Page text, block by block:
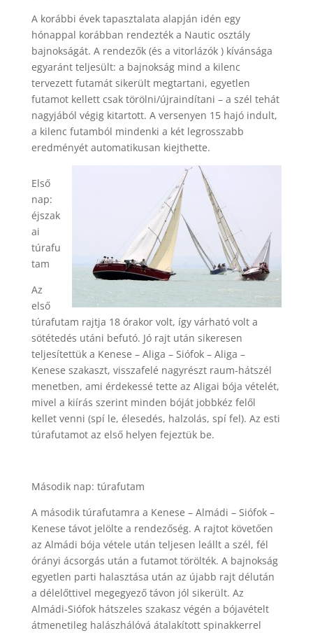
A korábbi évek tapasztalata alapján idén egy
hónappal korábban rendezték a Nautic osztály
bajnokságát. A rendezők (és a vitorlázók ) kívánsága
egyaránt teljesült: a bajnokság mind a kilenc
tervezett futamát sikerült megtartani, egyetlen
futamot kellett csak törölni/újraindítani – a szél tehát
nagyjából végig kitartott. A versenyen 15 hajó indult,
a kilenc futamból mindenki a két legrosszabb
eredményét automatikusan kiejthette.
Első
nap:
éjszak
ai
túrafu
tam
Az
első
túrafutam rajtja 18 órakor volt, így várható volt a
sötétedés utáni befutó. Jó rajt után sikeresen
teljesítettük a Kenese – Aliga – Siófok – Aliga –
Kenese szakaszt, visszafelé nagyrészt raum-hátszél
menetben, ami érdekessé tette az Aligai bója vételét,
mivel a kiírás szerint minden bóját jobbkéz felől
kellet venni (spí le, élesedés, halzolás, spí fel). Az esti
túrafutamot az első helyen fejeztük be.
Második nap: túrafutam
A második túrafutamra a Kenese – Almádi – Siófok –
Kenese távot jelölte a rendezőség. A rajtot követően
az Almádi bója vétele után teljesen leállt a szél, fél
órányi ácsorgás után a futamot törölték. A bajnokság
egyetlen parti halasztása után az újabb rajt délután
a délelőttivel megegyező távon jól sikerült. Az
Almádi-Siófok hátszeles szakasz végén a bójavételt
átmenetileg halászhálóvá átalakított spinakkerrel